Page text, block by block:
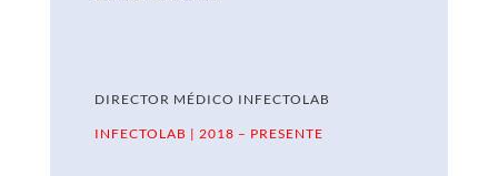
DIRECTOR MÉDICO INFECTOLAB
INFECTOLAB | 2018 – PRESENTE